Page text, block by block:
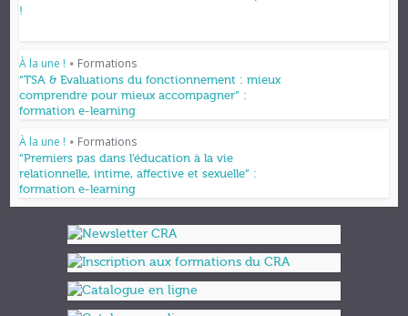
!
À la une ! • Formations
“TSA & Evaluations du fonctionnement : mieux
comprendre pour mieux accompagner” :
formation e-learning
À la une ! • Formations
“Premiers pas dans l’éducation à la vie
relationnelle, intime, affective et sexuelle” :
formation e-learning